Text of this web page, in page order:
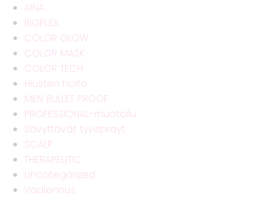
AINA
BIOPLEX
COLOR GLOW
COLOR MASK
COLOR TECH
Hiusten hoito
MEN BULLET PROOF
PROFESSIONAL-muotoilu
Sävyttävät tyvisprayt
SCALP
THERAPEUTIC
Uncategorized
Vaalennus